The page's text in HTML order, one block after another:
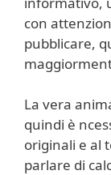
con
pubblicare,
La vera
quindi è
originali e al
parlare di